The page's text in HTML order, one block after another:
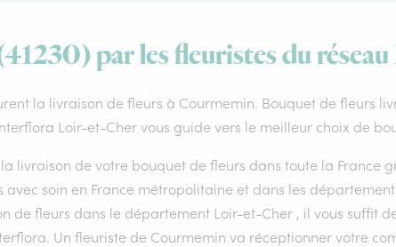
par les fleuristes du
la livraison de fleurs à Courmemin. Bouquet de fleurs
Loir-et-Cher vous guide vers le meilleur choix de
livraison de votre bouquet de fleurs dans toute la France
avec soin en France métropolitaine et dans les
de fleurs dans le département Loir-et-Cher , il vous suffit
Un fleuriste de Courmemin va réceptionner votre